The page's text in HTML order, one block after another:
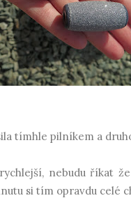
tímhle pilníkem a
nebudu říkat
si tím opravdu celé